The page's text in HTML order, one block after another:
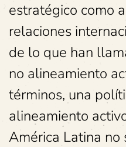
estratégico como
relaciones
de lo que han
no alineamiento
términos, una
alineamiento
América Latina no